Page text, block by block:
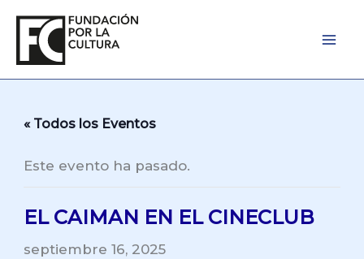
contenido
« Todos los Eventos
Este evento ha pasado.
EL CAIMAN EN EL CINECLUB
septiembre 16, 2025